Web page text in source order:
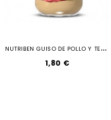
N
UTRIBEN GUISO DE POLLO Y TERNERA...
1,80 €